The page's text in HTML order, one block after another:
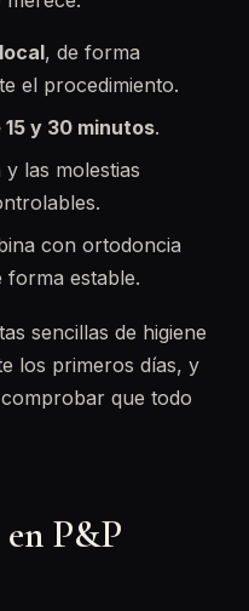
, de forma
el procedimiento.
y 30 minutos.
las molestias
con ortodoncia
forma estable.
sencillas de higiene
los primeros días, y
que todo
P&P